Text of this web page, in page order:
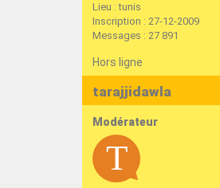
Lieu : tunis
Inscription : 27-12-2009
Messages : 27 891
Hors ligne
tarajjidawla
Modérateur